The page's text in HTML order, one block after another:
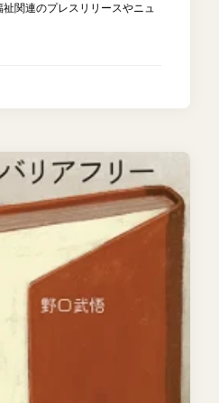
関連のプレスリリースやニュ